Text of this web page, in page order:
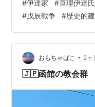
的建造物が立ち並び
場所ではなく、当時
しの息吹を肌で感じ
北海道開拓の村を
テーマごとに余すこ
#伊達家 #亘理伊達氏
#戊辰戦争 #歴史的
おもちゃばこ • 2ヶ
🇯🇵函館の教会群